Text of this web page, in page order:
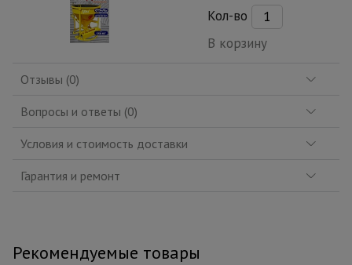
Кол-во
В корзину
Отзывы (0)
Вопросы и ответы (0)
Условия и стоимость доставки
Гарантия и ремонт
Рекомендуемые товары